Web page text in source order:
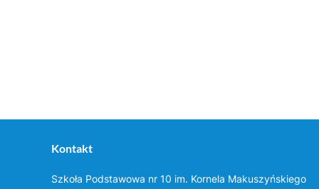
Kontakt
Szkoła Podstawowa nr 10 im. Kornela Makuszyńskiego